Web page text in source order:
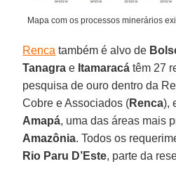
Mapa com os processos minerários
Renca também é alvo de
Tanagra e Itamaracá têm 27
pesquisa de ouro dentro da
Cobre e Associados (Renca),
Amapá, uma das áreas mais
Amazônia. Todos os
Rio Paru D’Este, parte da